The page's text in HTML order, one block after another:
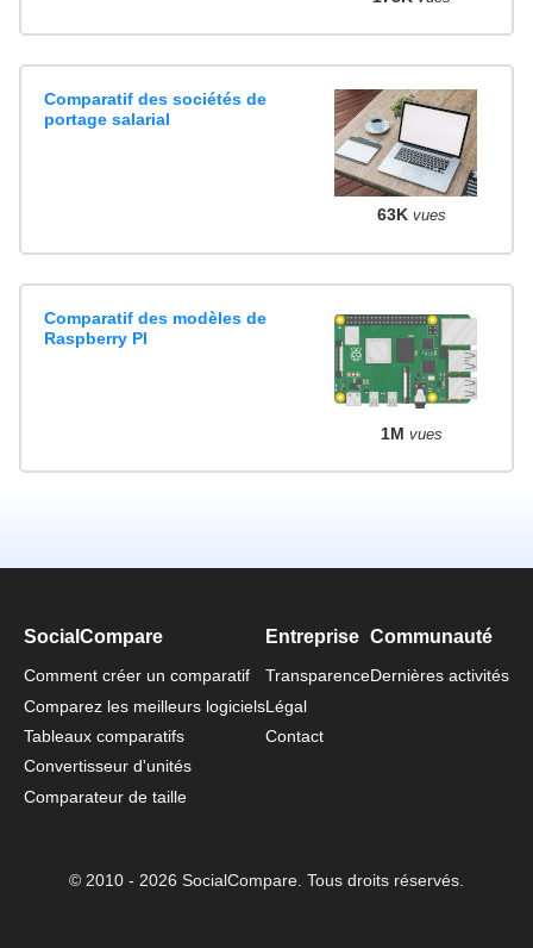
Comparatif des sociétés de
portage salarial
63K vues
Comparatif des modèles de
Raspberry PI
1M vues
SocialCompare
Comment créer un comparatif
Comparez les meilleurs logiciels
Tableaux comparatifs
Convertisseur d'unités
Comparateur de taille
Entreprise
Transparence
Légal
Contact
Communauté
Dernières activités
© 2010 - 2026 SocialCompare. Tous droits réservés.